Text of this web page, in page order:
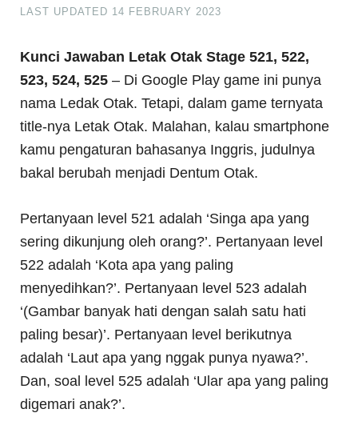
LAST UPDATED 14 FEBRUARY 2023
Kunci Jawaban Letak Otak Stage 521, 522,
523, 524, 525 – Di Google Play game ini punya
nama Ledak Otak. Tetapi, dalam game ternyata
title-nya Letak Otak. Malahan, kalau smartphone
kamu pengaturan bahasanya Inggris, judulnya
bakal berubah menjadi Dentum Otak.
Pertanyaan level 521 adalah ‘Singa apa yang
sering dikunjung oleh orang?’. Pertanyaan level
522 adalah ‘Kota apa yang paling
menyedihkan?’. Pertanyaan level 523 adalah
‘(Gambar banyak hati dengan salah satu hati
paling besar)’. Pertanyaan level berikutnya
adalah ‘Laut apa yang nggak punya nyawa?’.
Dan, soal level 525 adalah ‘Ular apa yang paling
digemari anak?’.